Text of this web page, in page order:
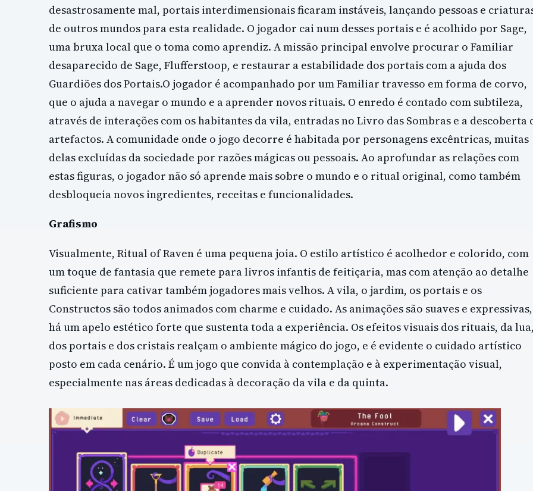
desastrosamente mal, portais interdimensionais ficaram instáveis, lançando pessoas e
de outros mundos para esta realidade. O jogador cai num desses portais e é acolhido por Sage,
uma bruxa local que o toma como aprendiz. A missão principal envolve procurar o Familiar
desaparecido de Sage, Flufferstoop, e restaurar a estabilidade dos portais com a ajuda dos
Guardiões dos Portais.O jogador é acompanhado por um Familiar travesso em forma de corvo,
que o ajuda a navegar o mundo e a aprender novos rituais. O enredo é contado com subtileza,
através de interações com os habitantes da vila, entradas no Livro das Sombras e a descoberta
artefactos. A comunidade onde o jogo decorre é habitada por personagens excêntricas, muitas
delas excluídas da sociedade por razões mágicas ou pessoais. Ao aprofundar as relações com
estas figuras, o jogador não só aprende mais sobre o mundo e o ritual original, como também
desbloqueia novos ingredientes, receitas e funcionalidades.
Grafismo
Visualmente, Ritual of Raven é uma pequena joia. O estilo artístico é acolhedor e colorido, com
um toque de fantasia que remete para livros infantis de feitiçaria, mas com atenção ao detalhe
suficiente para cativar também jogadores mais velhos. A vila, o jardim, os portais e os
Constructos são todos animados com charme e cuidado. As animações são suaves e
há um apelo estético forte que sustenta toda a experiência. Os efeitos visuais dos rituais, da
dos portais e dos cristais realçam o ambiente mágico do jogo, e é evidente o cuidado artístico
posto em cada cenário. É um jogo que convida à contemplação e à experimentação visual,
especialmente nas áreas dedicadas à decoração da vila e da quinta.